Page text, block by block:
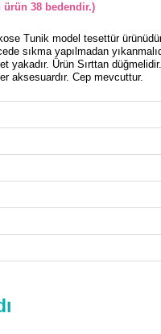
38 bedendir.)
Tunik model tesettür
sıkma yapılmadan
yakadır. Ürün Sırttan
aksesuardır. Cep mevcuttur.
98
116